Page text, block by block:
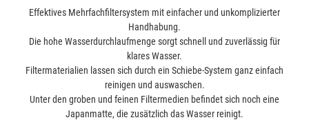
Effektives Mehrfachfiltersystem mit einfacher und unkomplizierter
Handhabung.
Die hohe Wasserdurchlaufmenge sorgt schnell und zuverlässig für
klares Wasser.
Filtermaterialien lassen sich durch ein Schiebe-System ganz einfach
reinigen und auswaschen.
Unter den groben und feinen Filtermedien befindet sich noch eine
Japanmatte, die zusätzlich das Wasser reinigt.